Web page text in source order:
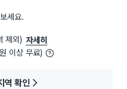
세요.
제외) 자세히
이상 무료)
역 확인